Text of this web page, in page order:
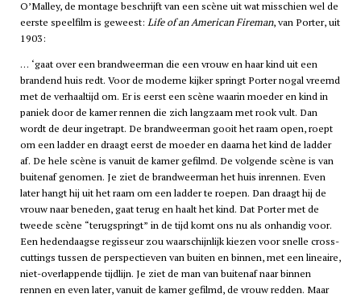
O’Malley, de montage beschrijft van een scène uit wat misschien wel de
eerste speelfilm is geweest: Life of an American Fireman, van Porter, uit
1903:
… ‘gaat over een brandweerman die een vrouw en haar kind uit een
brandend huis redt. Voor de moderne kijker springt Porter nogal vreemd
met de verhaaltijd om. Er is eerst een scène waarin moeder en kind in
paniek door de kamer rennen die zich langzaam met rook vult. Dan
wordt de deur ingetrapt. De brandweerman gooit het raam open, roept
om een ladder en draagt eerst de moeder en daarna het kind de ladder
af. De hele scène is vanuit de kamer gefilmd. De volgende scène is van
buitenaf genomen. Je ziet de brandweerman het huis inrennen. Even
later hangt hij uit het raam om een ladder te roepen. Dan draagt hij de
vrouw naar beneden, gaat terug en haalt het kind. Dat Porter met de
tweede scène “terugspringt” in de tijd komt ons nu als onhandig voor.
Een hedendaagse regisseur zou waarschijnlijk kiezen voor snelle cross-
cuttings tussen de perspectieven van buiten en binnen, met een lineaire,
niet-overlappende tijdlijn. Je ziet de man van buitenaf naar binnen
rennen en even later, vanuit de kamer gefilmd, de vrouw redden. Maar